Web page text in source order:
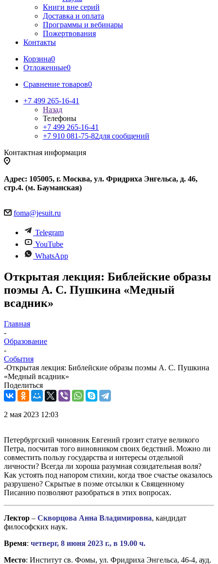
Книги вне серий
Доставка и оплата
Программы и вебинары
Пожертвования
Контакты
Корзина0
Отложенные0
Сравнение товаров0
+7 499 265-16-41
Назад
Телефоны
+7 499 265-16-41
+7 910 081-75-82для сообщений
Контактная информация
Адрес: 105005, г. Москва, ул. Фридриха Энгельса, д. 46,
стр.4. (м. Бауманская)
foma@jesuit.ru
Telegram
YouTube
WhatsApp
Открытая лекция: Библейские образы
поэмы А. С. Пушкина «Медный
всадник»
Главная
-
Образование
-
События
-Открытая лекция: Библейские образы поэмы А. С. Пушкина
«Медный всадник»
Поделиться
2 мая 2023 12:03
Петербургский чиновник Евгений грозит статуе великого
Петра, посчитав того виновником своих бедствий. Можно ли
совместить пользу государства и интересы отдельной
личности? Всегда ли хороша разумная созидательная воля?
Как устоять под напором стихии, когда твое счастье оказалось
разрушено? Скрытые в поэме отсылки к Священному
Писанию позволяют разобраться в этих вопросах.
Лектор – Скворцова Анна Владимировна, кандидат
философских наук.
Время: четверг, 8 июня 2023 г., в 19.00 ч.
Место: Институт св. Фомы, ул. Фридриха Энгельса, 46-4, ауд.